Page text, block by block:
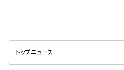
トップニュース